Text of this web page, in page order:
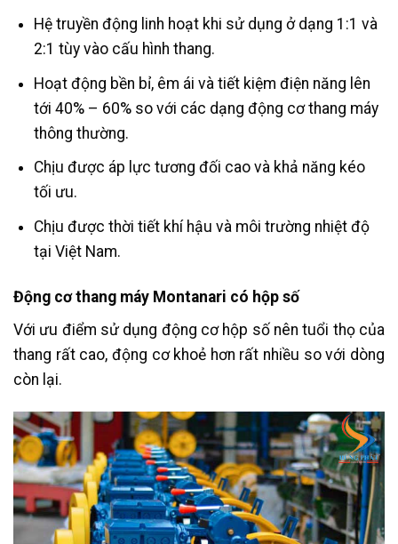
Hệ truyền động linh hoạt khi sử dụng ở dạng 1:1 và
2:1 tùy vào cấu hình thang.
Hoạt động bền bỉ, êm ái và tiết kiệm điện năng lên
tới 40% – 60% so với các dạng động cơ thang máy
thông thường.
Chịu được áp lực tương đối cao và khả năng kéo
tối ưu.
Chịu được thời tiết khí hậu và môi trường nhiệt độ
tại Việt Nam.
Động cơ thang máy Montanari có hộp số
Với ưu điểm sử dụng động cơ hộp số nên tuổi thọ của
thang rất cao, động cơ khoẻ hơn rất nhiều so với dòng
còn lại.